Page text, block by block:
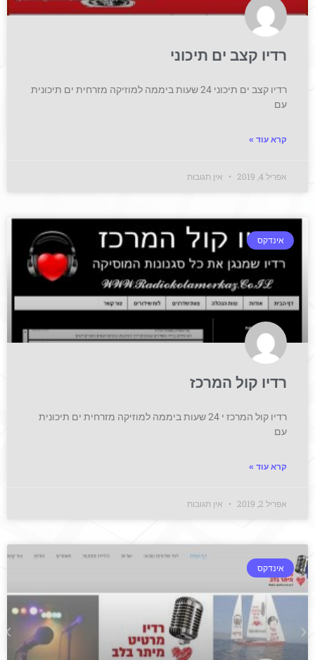
רדיו קצב ים תיכוני
רדיו קצב ים תיכוני 24 שעות ביממה למוזיקה מזרחית ים תיכונית
עם
קרא עוד »
אפריל 4, 2019 אין תגובות
אינדקס
רדיו קול המרכז
רדיו קול המרכז י 24 שעות ביממה למוזיקה מזרחית ים תיכונית
עם
קרא עוד »
אפריל 2, 2019 אין תגובות
אינדקס